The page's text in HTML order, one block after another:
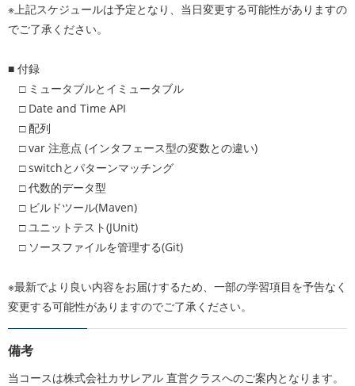
※上記スケジュールは予定となり、当日変更する可能性がありますの
でご了承ください。
■ 付録
□ ミュータブルとイミュータブル
□ Date and Time API
□ 配列
□ var 注意点 (インタフェース型の変数との違い)
□ switchとパターンマッチング
□ 代数的データ型
□ ビルドツール(Maven)
□ ユニットテスト(JUnit)
□ ソースファイルを管理する(Git)
※最新でより良い内容をお届けするため、一部の学習項目を予告なく
変更する可能性がありますのでご了承ください。
備考
当コースは株式会社カサレアル 直営クラスへのご案内となります。